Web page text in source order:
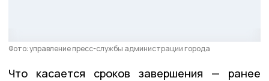
Фото: управление пресс-службы администрации города
Что касается сроков завершения — ранее